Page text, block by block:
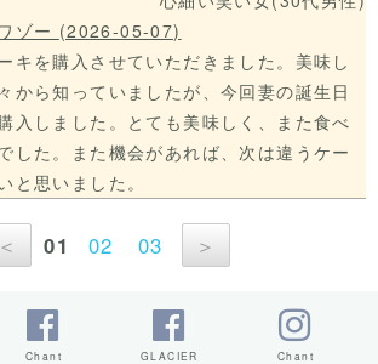
ゾー (2026-05-07)
キを購入させていただきました。美味し
から知っていましたが、今回妻の誕生日
入しました。とても美味しく、また食べ
した。また機会があれば、次は違うケー
と思いました。
＜ 01 02 03 ＞
Chant
GLACIER
Chant